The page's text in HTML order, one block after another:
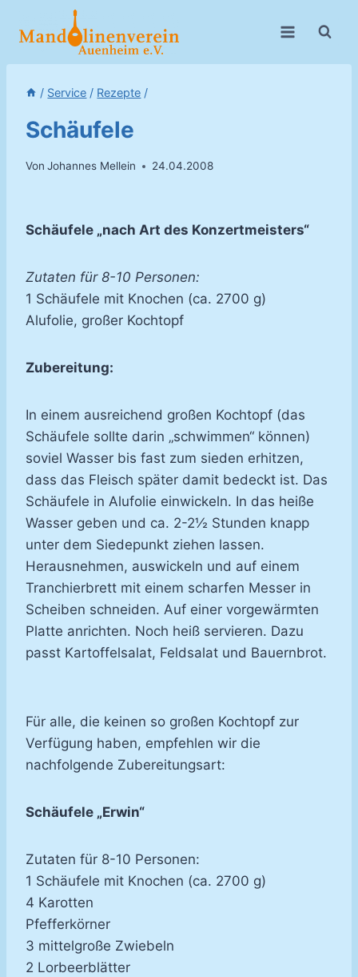
Inhalt
/ Service / Rezepte /
Schäufele
Von Johannes Mellein 24.04.2008
Schäufele „nach Art des Konzertmeisters“
Zutaten für 8-10 Personen:
1 Schäufele mit Knochen (ca. 2700 g)
Alufolie, großer Kochtopf
Zubereitung:
In einem ausreichend großen Kochtopf (das
Schäufele sollte darin „schwimmen“ können)
soviel Wasser bis fast zum sieden erhitzen,
dass das Fleisch später damit bedeckt ist. Das
Schäufele in Alufolie einwickeln. In das heiße
Wasser geben und ca. 2-2½ Stunden knapp
unter dem Siedepunkt ziehen lassen.
Herausnehmen, auswickeln und auf einem
Tranchierbrett mit einem scharfen Messer in
Scheiben schneiden. Auf einer vorgewärmten
Platte anrichten. Noch heiß servieren. Dazu
passt Kartoffelsalat, Feldsalat und Bauernbrot.
Für alle, die keinen so großen Kochtopf zur
Verfügung haben, empfehlen wir die
nachfolgende Zubereitungsart:
Schäufele „Erwin“
Zutaten für 8-10 Personen:
1 Schäufele mit Knochen (ca. 2700 g)
4 Karotten
Pfefferkörner
3 mittelgroße Zwiebeln
2 Lorbeerblätter